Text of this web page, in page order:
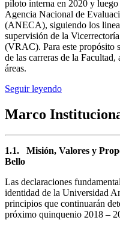
piloto interna en 2020 y
Agencia Nacional de
(ANECA), siguiendo los
supervisión de la
(VRAC). Para este propósito
de las carreras de la Facultad,
áreas.
Seguir leyendo
Marco
1.1. Misión, Valores y
Bello
Las declaraciones
identidad de la Universidad
principios que continuarán
próximo quinquenio 2018 –